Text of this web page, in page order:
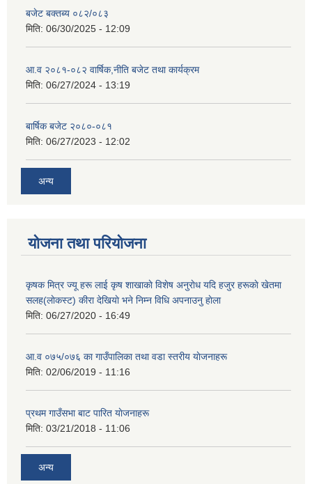
बजेट बक्तब्य ०८२/०८३
मिति: 06/30/2025 - 12:09
आ.व २०८१-०८२ वार्षिक,नीति बजेट तथा कार्यक्रम
मिति: 06/27/2024 - 13:19
बार्षिक बजेट २०८०-०८१
मिति: 06/27/2023 - 12:02
अन्य
योजना तथा परियोजना
कृषक मित्र ज्यू हरू लाई कृष शाखाकाे विशेष अनुराेध यदि हजुर हरूकाे खेतमा
सलह(लाेकस्ट) कीरा देखियाे भने निम्न विधि अपनाउनु हाेला
मिति: 06/27/2020 - 16:49
आ‍.व ०७५/०७६ का गाउँपालिका तथा वडा स्तरीय याेजनाहरू
मिति: 02/06/2019 - 11:16
प्रथम गाउँसभा बाट पारित याेजनाहरू
मिति: 03/21/2018 - 11:06
अन्य